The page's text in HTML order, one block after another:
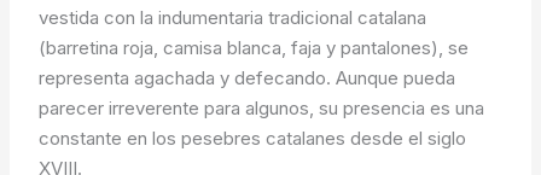
vestida con la indumentaria tradicional catalana
(barretina roja, camisa blanca, faja y pantalones), se
representa agachada y defecando. Aunque pueda
parecer irreverente para algunos, su presencia es una
constante en los pesebres catalanes desde el siglo
XVIII.